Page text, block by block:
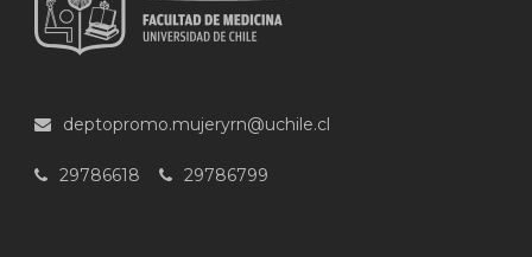
deptopromo.mujeryrn@uchile.cl
29786618 29786799